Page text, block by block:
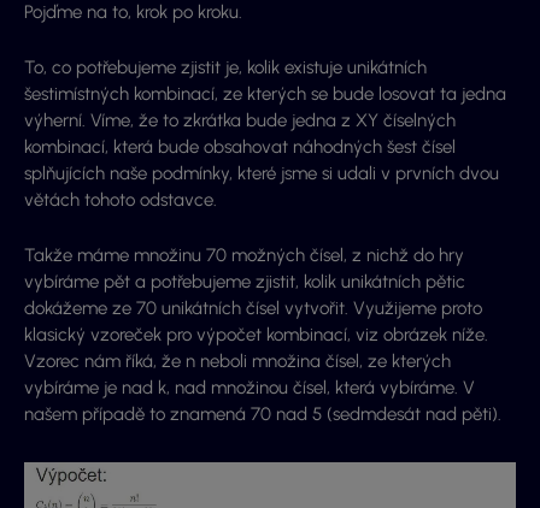
Pojďme na to, krok po kroku.
To, co potřebujeme zjistit je, kolik existuje unikátních
šestimístných kombinací, ze kterých se bude losovat ta jedna
výherní. Víme, že to zkrátka bude jedna z XY číselných
kombinací, která bude obsahovat náhodných šest čísel
splňujících naše podmínky, které jsme si udali v prvních dvou
větách tohoto odstavce.
Takže máme množinu 70 možných čísel, z nichž do hry
vybíráme pět a potřebujeme zjistit, kolik unikátních pětic
dokážeme ze 70 unikátních čísel vytvořit. Využijeme proto
klasický vzoreček pro výpočet kombinací, viz obrázek níže.
Vzorec nám říká, že n neboli množina čísel, ze kterých
vybíráme je nad k, nad množinou čísel, která vybíráme. V
našem případě to znamená 70 nad 5 (sedmdesát nad pěti).